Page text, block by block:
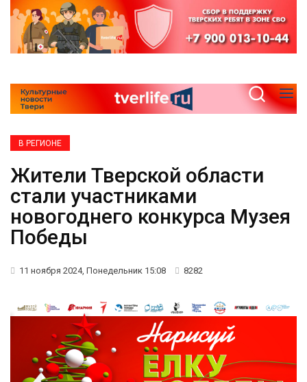
В РЕГИОНЕ
Жители Тверской области
стали участниками
новогоднего конкурса Музея
Победы
11 ноября 2024, Понедельник 15:08 8282